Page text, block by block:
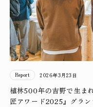
Report 2026年3月23日
植林500年の吉野で生ま
匠アワード2025』グラ